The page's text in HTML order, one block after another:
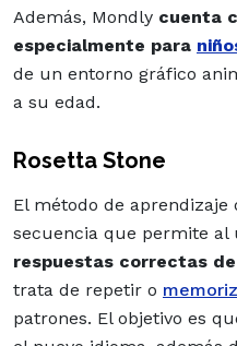
Además, Mondly cuenta
especialmente para
de un entorno gráfico
a su edad.
Rosetta Stone
El método de aprendizaje
secuencia que permite al
respuestas correctas
trata de repetir o
patrones. El objetivo es